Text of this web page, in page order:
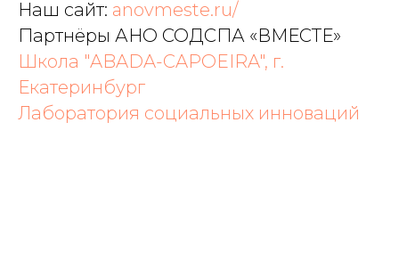
Наш сайт: anovmeste.ru/
Партнёры АНО СОДСПА «ВМЕСТЕ»
Школа "ABADA-CAPOEIRA", г.
Екатеринбург
Лаборатория социальных инноваций